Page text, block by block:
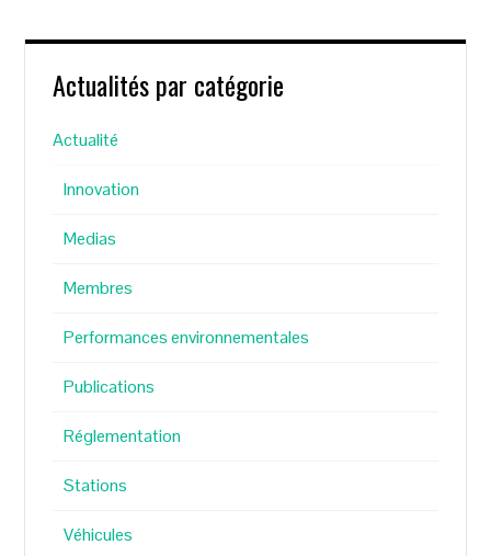
Actualités par catégorie
Actualité
Innovation
Medias
Membres
Performances environnementales
Publications
Réglementation
Stations
Véhicules